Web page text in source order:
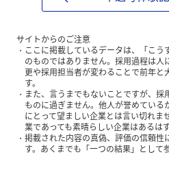
サイトからのご注意
ここに掲載しているデータは、「こ
のものではありません。採用過程は
更や採用担当者が変わることで前年と
す。
また、言うまでもないことですが、
ものに過ぎません。他人が誉めている
にとって望ましい企業とは言い切れ
業であっても素晴らしい企業はあるはず
掲載された内容の真偽、評価の信頼性
す。あくまでも「一つの結果」として